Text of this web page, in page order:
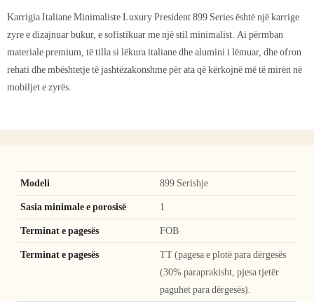
Karrigia Italiane Minimaliste Luxury President 899 Series është një karrige
zyre e dizajnuar bukur, e sofistikuar me një stil minimalist. Ai përmban
materiale premium, të tilla si lëkura italiane dhe alumini i lëmuar, dhe ofron
rehati dhe mbështetje të jashtëzakonshme për ata që kërkojnë më të mirën në
mobiljet e zyrës.
Modeli 899 Serishje
Sasia minimale e porosisë 1
Terminat e pagesës FOB
Terminat e pagesës
TT (pagesa e plotë para dërgesës
(30% paraprakisht, pjesa tjetër
paguhet para dërgesës).